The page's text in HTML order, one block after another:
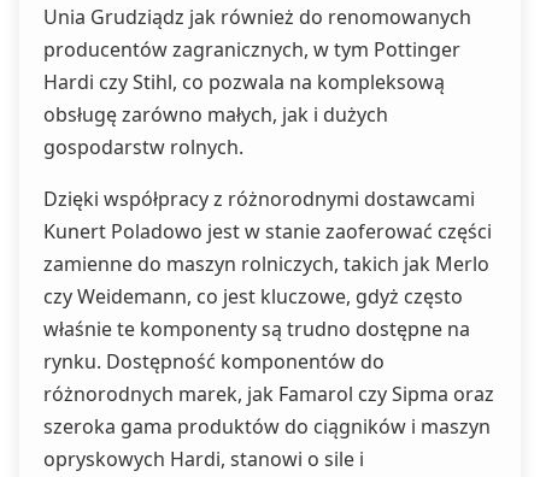
Unia Grudziądz jak również do renomowanych
producentów zagranicznych, w tym Pottinger
Hardi czy Stihl, co pozwala na kompleksową
obsługę zarówno małych, jak i dużych
gospodarstw rolnych.
Dzięki współpracy z różnorodnymi dostawcami
Kunert Poladowo jest w stanie zaoferować części
zamienne do maszyn rolniczych, takich jak Merlo
czy Weidemann, co jest kluczowe, gdyż często
właśnie te komponenty są trudno dostępne na
rynku. Dostępność komponentów do
różnorodnych marek, jak Famarol czy Sipma oraz
szeroka gama produktów do ciągników i maszyn
opryskowych Hardi, stanowi o sile i